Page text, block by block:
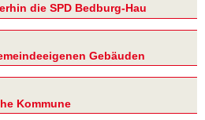
die SPD Bedburg-Hau
Gebäuden
Kommune